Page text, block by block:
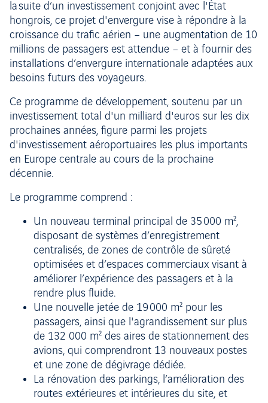
la suite d’un investissement conjoint avec l'État
hongrois, ce projet d'envergure vise à répondre à la
croissance du trafic aérien – une augmentation de 10
millions de passagers est attendue – et à fournir des
installations d’envergure internationale adaptées aux
besoins futurs des voyageurs.
Ce programme de développement, soutenu par un
investissement total d'un milliard d'euros sur les dix
prochaines années, figure parmi les projets
d'investissement aéroportuaires les plus importants
en Europe centrale au cours de la prochaine
décennie.
Le programme comprend :
Un nouveau terminal principal de 35 000 m²,
disposant de systèmes d’enregistrement
centralisés, de zones de contrôle de sûreté
optimisées et d’espaces commerciaux visant à
améliorer l’expérience des passagers et à la
rendre plus fluide.
Une nouvelle jetée de 19 000 m² pour les
passagers, ainsi que l'agrandissement sur plus
de 132 000 m² des aires de stationnement des
avions, qui comprendront 13 nouveaux postes
et une zone de dégivrage dédiée.
La rénovation des parkings, l’amélioration des
routes extérieures et intérieures du site, et